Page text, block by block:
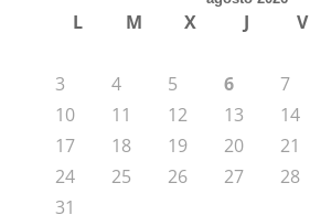
L M X J V
3
4 5 6 7
10
11 12 13 14
17
18 19 20 21
24
25 26 27 28
31